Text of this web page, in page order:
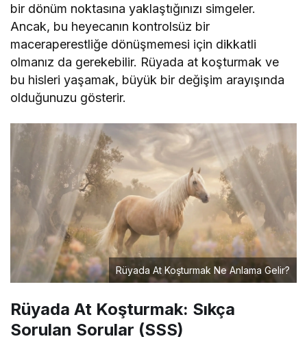
bir dönüm noktasına yaklaştığınızı simgeler.
Ancak, bu heyecanın kontrolsüz bir
maceraperestliğe dönüşmemesi için dikkatli
olmanız da gerekebilir. Rüyada at koşturmak ve
bu hisleri yaşamak, büyük bir değişim arayışında
olduğunuzu gösterir.
Rüyada At Koşturmak Ne Anlama Gelir?
Rüyada At Koşturmak: Sıkça
Sorulan Sorular (SSS)